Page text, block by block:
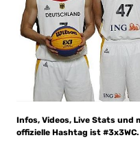
Infos, Videos, Live Stats und
offizielle Hashtag ist #3x3WC.